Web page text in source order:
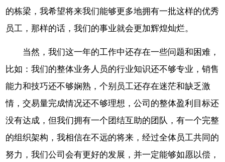
的栋梁，我希望将来我们能够更多地拥有一批这样的优秀
员工，那样的话，我们的事业就会更加辉煌灿烂。
当然，我们这一年的工作中还存在一些问题和困难，
比如：我们的整体业务人员的行业知识还不够专业，销售
能力和技巧还不够娴熟，个别员工还存在迷茫和缺乏激
情，交易量完成情况还不够理想，公司的整体盈利目标还
没有达成，但我们拥有一个团结互助的团队，有一个完整
的组织架构，我相信在不远的将来，经过全体员工共同的
努力，我们公司会有更好的发展，并一定能够如愿以偿，